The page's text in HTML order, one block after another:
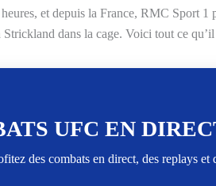
et depuis la France, RMC Sport
dans la cage. Voici tout ce
UFC EN
des combats en direct, des replays